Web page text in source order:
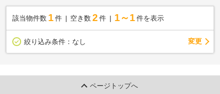
該当物件数 1件 空き数 2 件 1～1 件を表示
絞り込み条件： なし 変更
ページトップへ